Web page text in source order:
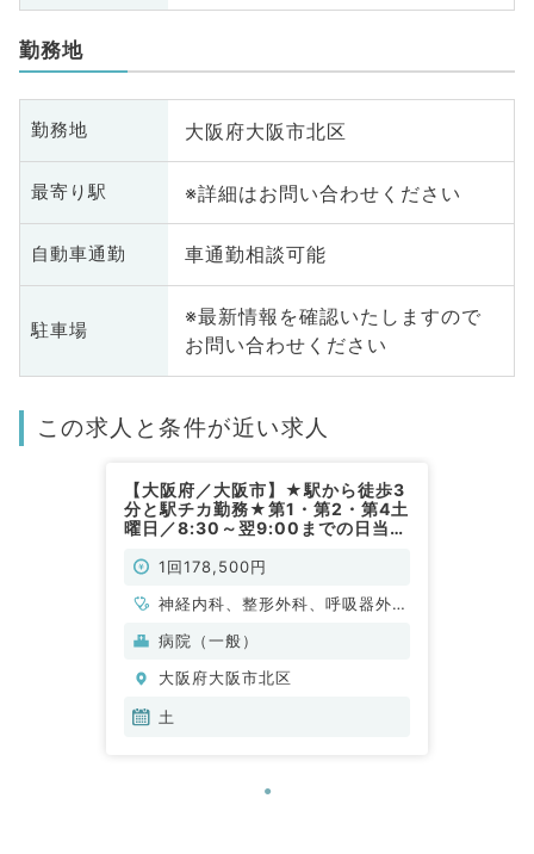
勤務地
勤務地 大阪府大阪市北区
最寄り駅 ※詳細はお問い合わせください
自動車通勤 車通勤相談可能
駐車場
※最新情報を確認いたしますので
お問い合わせください
この求人と条件が近い求人
【大阪府／大阪市】★駅から徒歩3
分と駅チカ勤務★第1・第2・第4土
曜日／8:30～翌9:00までの日当直
不問／非常勤）
1回178,500円
神経内科、整形外科、呼吸器外
科、泌尿器科、一般内科、循環器
内分泌・代謝内科、腎臓内科、血
液内科、外科系全般、一般外科、
病院（一般）
大阪府大阪市北区
土